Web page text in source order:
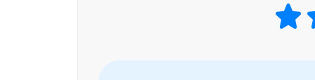
리는 물 속에서 해가 출렁거리는 것을 나는 보았다.
「나는 이 물이 마시고 싶어.」 어린 왕자가 말했
열린책들의 『어린 왕자』는 이처럼 이 작품의